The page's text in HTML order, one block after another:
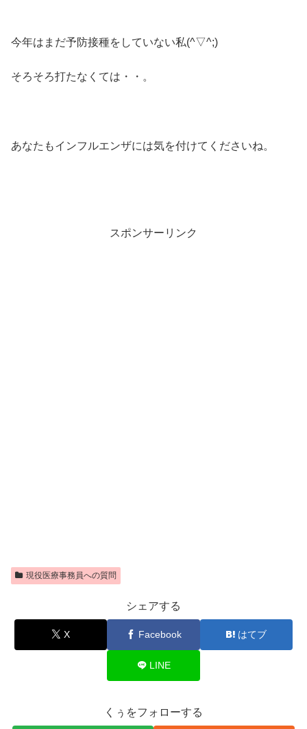
今年はまだ予防接種をしていない私(^▽^;)
そろそろ打たなくては・・。
あなたもインフルエンザには気を付けてくださいね。
スポンサーリンク
現役医療事務員への質問
シェアする
X Facebook はてブ
LINE
くぅをフォローする